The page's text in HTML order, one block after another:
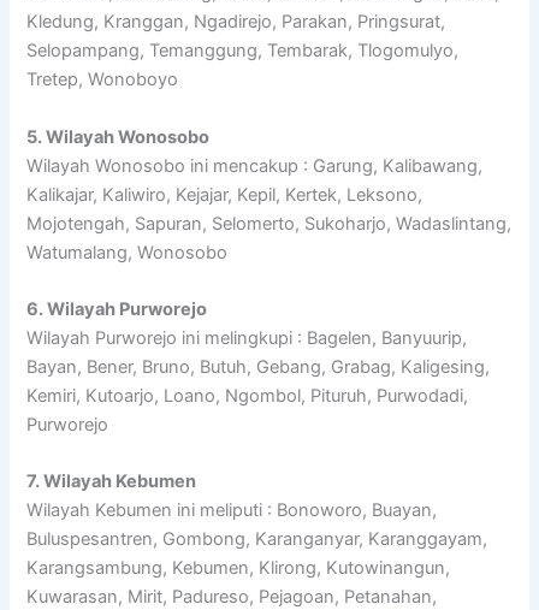
Kledung, Kranggan, Ngadirejo, Parakan, Pringsurat,
Selopampang, Temanggung, Tembarak, Tlogomulyo,
Tretep, Wonoboyo
5. Wilayah Wonosobo
Wilayah Wonosobo ini mencakup : Garung, Kalibawang,
Kalikajar, Kaliwiro, Kejajar, Kepil, Kertek, Leksono,
Mojotengah, Sapuran, Selomerto, Sukoharjo, Wadaslintang,
Watumalang, Wonosobo
6. Wilayah Purworejo
Wilayah Purworejo ini melingkupi : Bagelen, Banyuurip,
Bayan, Bener, Bruno, Butuh, Gebang, Grabag, Kaligesing,
Kemiri, Kutoarjo, Loano, Ngombol, Pituruh, Purwodadi,
Purworejo
7. Wilayah Kebumen
Wilayah Kebumen ini meliputi : Bonoworo, Buayan,
Buluspesantren, Gombong, Karanganyar, Karanggayam,
Karangsambung, Kebumen, Klirong, Kutowinangun,
Kuwarasan, Mirit, Padureso, Pejagoan, Petanahan,